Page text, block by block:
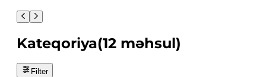
Kateqoriya(12 məhsul)
Filter